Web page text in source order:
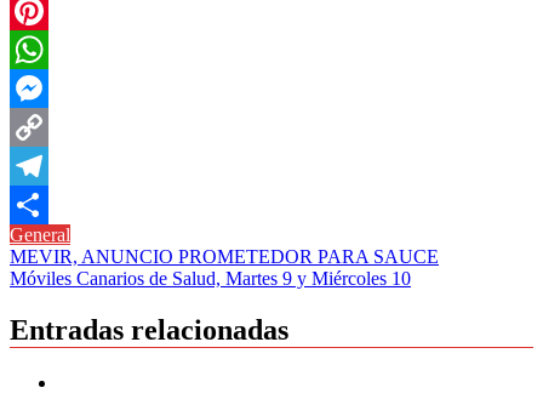
Twitter
Pinterest
WhatsApp
Messenger
Copy
Link
Telegram
Compartir
General
Navegación
de
entradas
MEVIR, ANUNCIO PROMETEDOR PARA SAUCE
Móviles Canarios de Salud, Martes 9 y Miércoles 10
Entradas relacionadas